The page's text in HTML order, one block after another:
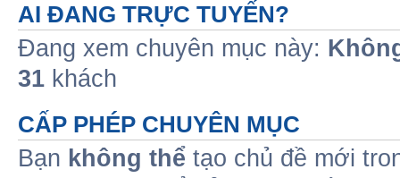
AI ĐANG TRỰC TUYẾN?
Đang xem chuyên mục này:
31 khách
CẤP PHÉP CHUYÊN MỤC
Bạn không thể tạo chủ đề mới